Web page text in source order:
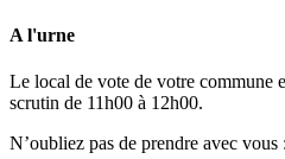
A l'urne
Le local de vote de votre commune
scrutin de 11h00 à 12h00.
N’oubliez pas de prendre avec vous :